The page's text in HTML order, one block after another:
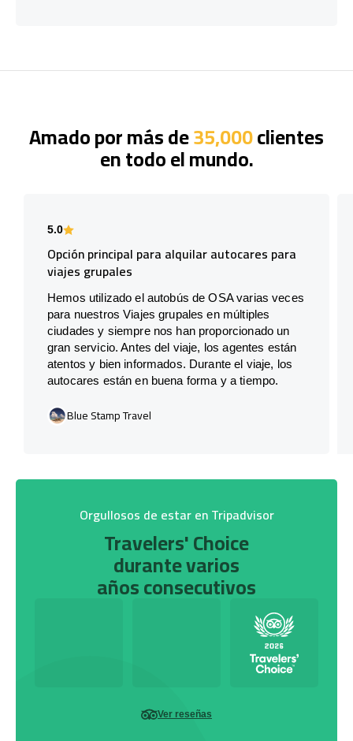
Amado por más de35,000clientes
en todo el mundo.
5.0
Opción principal para alquilar autocares para
viajes grupales
Hemos utilizado el autobús de OSA varias veces
para nuestros Viajes grupales en múltiples
ciudades y siempre nos han proporcionado un
gran servicio. Antes del viaje, los agentes están
atentos y bien informados. Durante el viaje, los
autocares están en buena forma y a tiempo.
Blue Stamp Travel
Orgullosos de estar en Tripadvisor
Travelers' Choice
durante varios
años consecutivos
Ver reseñas